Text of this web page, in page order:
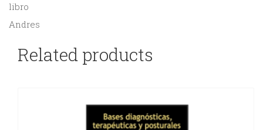
libro
Andres
Related products